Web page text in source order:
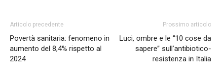
Articolo precedente
Povertà sanitaria: fenomeno in
aumento del 8,4% rispetto al
2024
Prossimo articolo
Luci, ombre e le “10 cose da
sapere” sull’antibiotico-
resistenza in Italia